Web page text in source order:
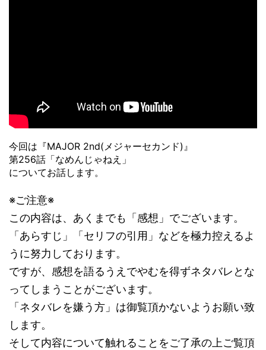
今回は『MAJOR 2nd(メジャーセカンド)』
第256話「なめんじゃねえ」
についてお話します。
※ご注意※
この内容は、あくまでも「感想」でございます。
「あらすじ」「セリフの引用」などを極力控えるよ
うに努力しております。
ですが、感想を語るうえでやむを得ずネタバレとな
ってしまうことがございます。
「ネタバレを嫌う方」は御覧頂かないようお願い致
します。
そして内容について触れることをご了承の上ご覧頂